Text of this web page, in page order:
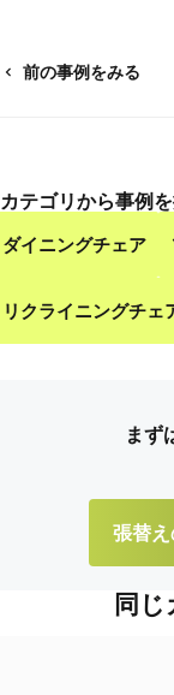
前の事例をみる
カテゴリから事例
ダイニングチェア
リクライニングチェ
まず
張替
同